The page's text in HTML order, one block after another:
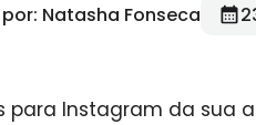
Natasha Fonseca
para Instagram da sua